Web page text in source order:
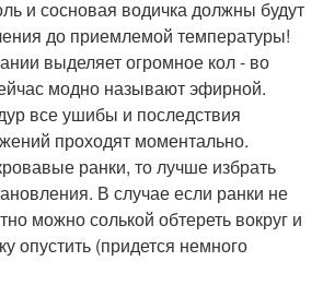
и сосновая водичка должны будут
до приемлемой температуры!
выделяет огромное кол - во
модно называют эфирной.
все ушибы и последствия
проходят моментально.
ранки, то лучше избрать
В случае если ранки не
можно солькой обтереть вокруг и
опустить (придется немного